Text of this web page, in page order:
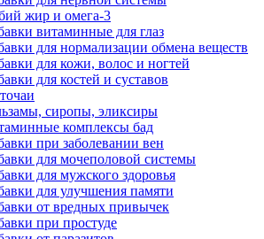
жир и омега-3
витаминные для глаз
для нормализации обмена веществ
для кожи, волос и ногтей
для костей и суставов
сиропы, эликсиры
комплексы бад
при заболевании вен
для мочеполовой системы
для мужского здоровья
для улучшения памяти
от вредных привычек
при простуде